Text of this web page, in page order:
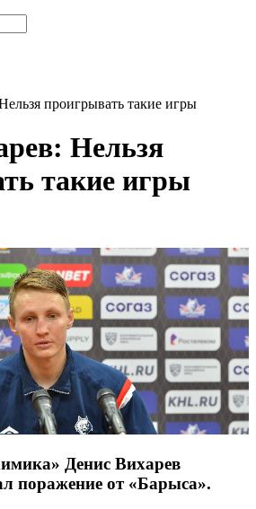
проигрывать такие игры
Нельзя
такие игры
Денис Вихарев
поражение от «Барыса».